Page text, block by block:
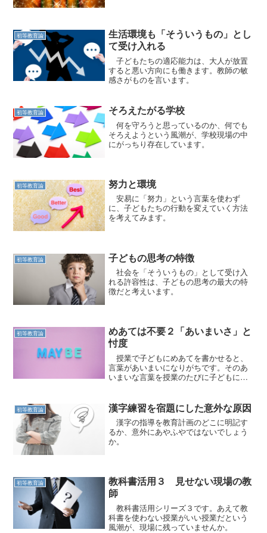
初等教育論
生活環境も「そういうもの」とし
て受け入れる
子どもたちの適応能力は、大人が放置
すると悪い方向にも働きます。教師の敏
感さがものを言います。
初等教育論 そろえたがる学校
何を守ろうと思っているのか、何でも
そろえようという風潮が、学校現場の中
にがっちり存在しています。
初等教育論 努力と環境
安易に「努力」という言葉を使わず
に、子どもたちの行動を変えていく方法
を考えてみます。
初等教育論 子どもの思考の特徴
社会を「そういうもの」として受け入
れる許容性は、子どもの思考の最大の特
徴だと考えいます。
初等教育論
めあては不要２「あいまいさ」と
忖度
授業で子どもにめあてを書かせると、
言葉があいまいになりがちです。そのあ
いまいな言葉を授業のたびに子どもに与
初等教育論 漢字練習を宿題にした意外な原因
漢字の指導を教育計画のどこに明記す
るか、意外にあやふやではないでしょう
か。
初等教育論
教科書活用３ 見せない現場の教
師
教科書活用シリーズ３です。あえて教
科書を使わない授業がいい授業だという
風潮が、現場に残っていませんか。